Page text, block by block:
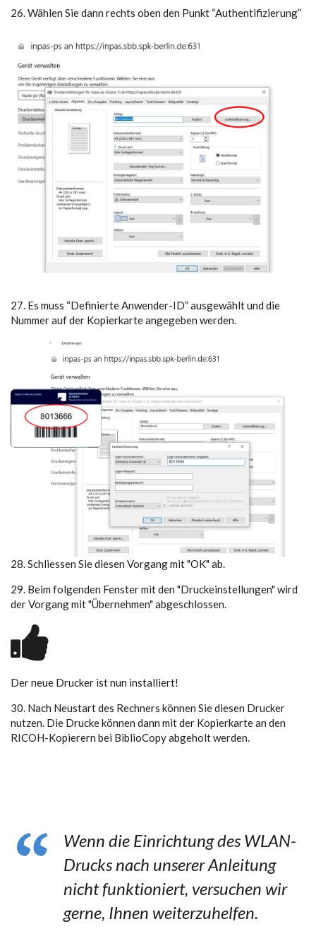
26. Wählen Sie dann rechts oben den Punkt “Authentifizierung”
27. Es muss “Definierte Anwender-ID” ausgewählt und die
Nummer auf der Kopierkarte angegeben werden.
28. Schliessen Sie diesen Vorgang mit "OK" ab.
29. Beim folgenden Fenster mit den "Druckeinstellungen" wird
der Vorgang mit "Übernehmen" abgeschlossen.
Der neue Drucker ist nun installiert!
30. Nach Neustart des Rechners können Sie diesen Drucker
nutzen. Die Drucke können dann mit der Kopierkarte an den
RICOH-Kopierern bei BiblioCopy abgeholt werden.
Wenn die Einrichtung des WLAN-
Drucks nach unserer Anleitung
nicht funktioniert, versuchen wir
gerne, Ihnen weiterzuhelfen.